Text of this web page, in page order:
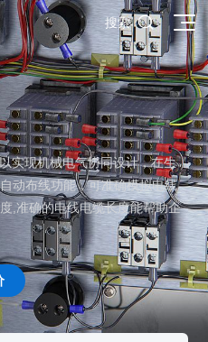
用
台？
理（PLM）
搜索 
实现机械电气协同设计，在生
动布线功能，可准确模拟电线
,准确的电线电缆长度能帮助企